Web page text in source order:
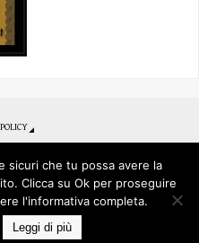
diventare Libero Muratoreclicca qui
- Obbedienza Piazza del Gesù
&WORDPRESS.
sicuri che tu possa avere la
Clicca su Ok per proseguire
l'informativa completa.
Leggi di più